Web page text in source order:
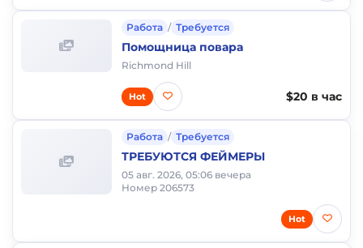
Работа / Требуется
Помощница повара
Richmond Hill
$20 в час
Hot
Работа / Требуется
ТРЕБУЮТСЯ ФЕЙМЕРЫ
05 авг. 2026, 05:06 вечера
Номер 206573
Hot